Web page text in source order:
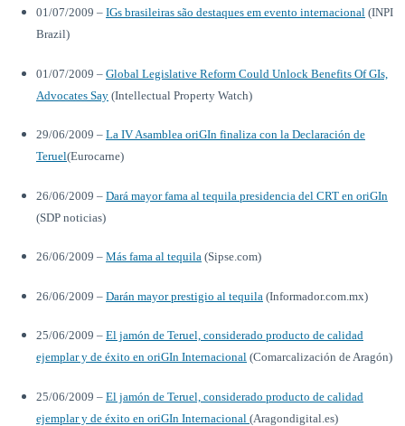
01/07/2009 – IGs brasileiras são destaques em evento internacional (INPI
Brazil)
01/07/2009 – Global Legislative Reform Could Unlock Benefits Of GIs,
Advocates Say (Intellectual Property Watch)
29/06/2009 – La IV Asamblea oriGIn finaliza con la Declaración de
Teruel(Eurocarne)
26/06/2009 – Dará mayor fama al tequila presidencia del CRT en oriGIn
(SDP noticias)
26/06/2009 – Más fama al tequila (Sipse.com)
26/06/2009 – Darán mayor prestigio al tequila (Informador.com.mx)
25/06/2009 – El jamón de Teruel, considerado producto de calidad
ejemplar y de éxito en oriGIn Internacional (Comarcalización de Aragón)
25/06/2009 – El jamón de Teruel, considerado producto de calidad
ejemplar y de éxito en oriGIn Internacional (Aragondigital.es)